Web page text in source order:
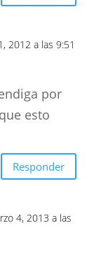
2012 a las 9:51
por
esto
Responder
4, 2013 a las